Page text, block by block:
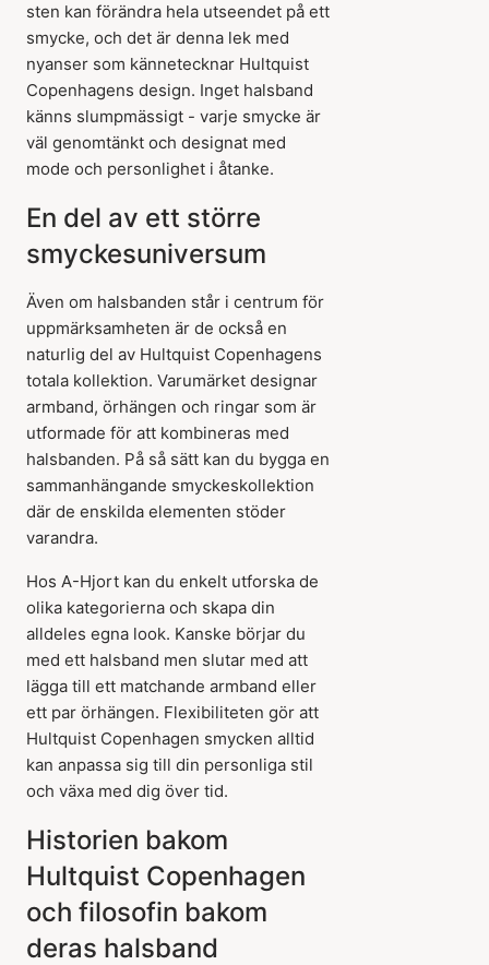
sten kan förändra hela utseendet på ett
smycke, och det är denna lek med
nyanser som kännetecknar Hultquist
Copenhagens design. Inget halsband
känns slumpmässigt - varje smycke är
väl genomtänkt och designat med
mode och personlighet i åtanke.
En del av ett större
smyckesuniversum
Även om halsbanden står i centrum för
uppmärksamheten är de också en
naturlig del av Hultquist Copenhagens
totala kollektion. Varumärket designar
armband, örhängen och ringar som är
utformade för att kombineras med
halsbanden. På så sätt kan du bygga en
sammanhängande smyckeskollektion
där de enskilda elementen stöder
varandra.
Hos A-Hjort kan du enkelt utforska de
olika kategorierna och skapa din
alldeles egna look. Kanske börjar du
med ett halsband men slutar med att
lägga till ett matchande armband eller
ett par örhängen. Flexibiliteten gör att
Hultquist Copenhagen smycken alltid
kan anpassa sig till din personliga stil
och växa med dig över tid.
Historien bakom
Hultquist Copenhagen
och filosofin bakom
deras halsband